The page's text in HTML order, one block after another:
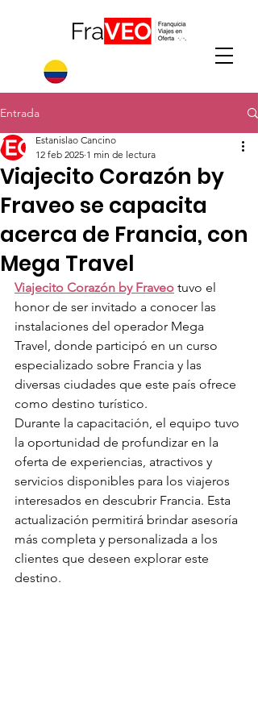
Entrada
Viajecito Corazón by
Fraveo se capacita
acerca de Francia, con
Mega Travel
Estanislao Cancino
12 feb 2025 1 min de lectura
Viajecito Corazón by Fraveo tuvo el
honor de ser invitado a conocer las
instalaciones del operador Mega
Travel, donde participó en un curso
especializado sobre Francia y las
diversas ciudades que este país ofrece
como destino turístico.
Durante la capacitación, el equipo tuvo
la oportunidad de profundizar en la
oferta de experiencias, atractivos y
servicios disponibles para los viajeros
interesados en descubrir Francia. Esta
actualización permitirá brindar asesoría
más completa y personalizada a los
clientes que deseen explorar este
destino.